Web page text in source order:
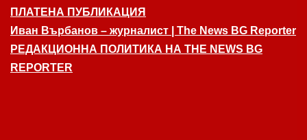
ПЛАТЕНА ПУБЛИКАЦИЯ
Иван Върбанов – журналист | The News BG Reporter
РЕДАКЦИОННА ПОЛИТИКА НА THE NEWS BG
REPORTER